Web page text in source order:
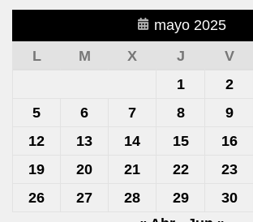
mayo 2025
L
M X J V
1
2
5
6 7 8 9
12
13 14 15 16
19
20 21 22 23
26
27 28 29 30